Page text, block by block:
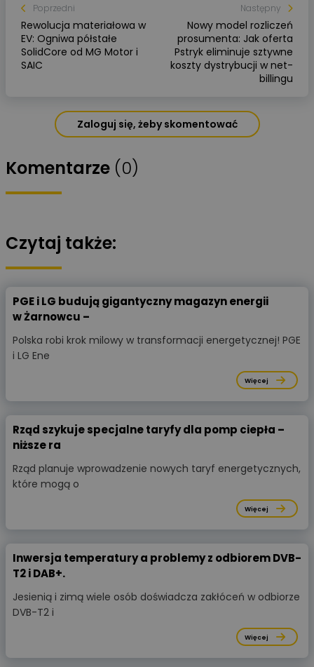
Poprzedni
Rewolucja materiałowa w
EV: Ogniwa półstałe
SolidCore od MG Motor i
SAIC
Następny
Nowy model rozliczeń
prosumenta: Jak oferta
Pstryk eliminuje sztywne
koszty dystrybucji w net-
billingu
Zaloguj się, żeby skomentować
Komentarze (0)
Czytaj także:
PGE i LG budują gigantyczny magazyn energii
w Żarnowcu –
Polska robi krok milowy w transformacji energetycznej! PGE
i LG Ene
Więcej
Rząd szykuje specjalne taryfy dla pomp ciepła –
niższe ra
Rząd planuje wprowadzenie nowych taryf energetycznych,
które mogą o
Więcej
Inwersja temperatury a problemy z odbiorem DVB-
T2 i DAB+.
Jesienią i zimą wiele osób doświadcza zakłóceń w odbiorze
DVB-T2 i
Więcej